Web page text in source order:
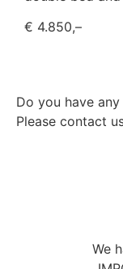
€ 4.850,–
Do you have
Please contact
We